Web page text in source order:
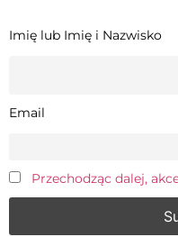
Imię lub Imię i Nazwisko
Email
Przechodząc dalej,